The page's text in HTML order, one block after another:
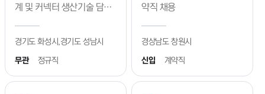
등록된 내용이 없습니다
계 및 커넥터 생산기술 담당
경기도 화성시,경기도 성남시
무관
정규직
약직 채용
경상남도 창원시
신입
계약직